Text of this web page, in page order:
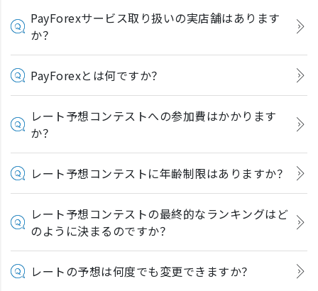
PayForexサービス取り扱いの実店舗はあります
か？
PayForexとは何ですか？
レート予想コンテストへの参加費はかかります
か？
レート予想コンテストに年齢制限はありますか？
レート予想コンテストの最終的なランキングはど
のように決まるのですか？
レートの予想は何度でも変更できますか？